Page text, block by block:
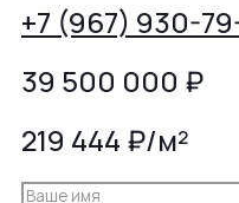
+7 (967) 930-
39 500 000 ₽
219 444 ₽/м²